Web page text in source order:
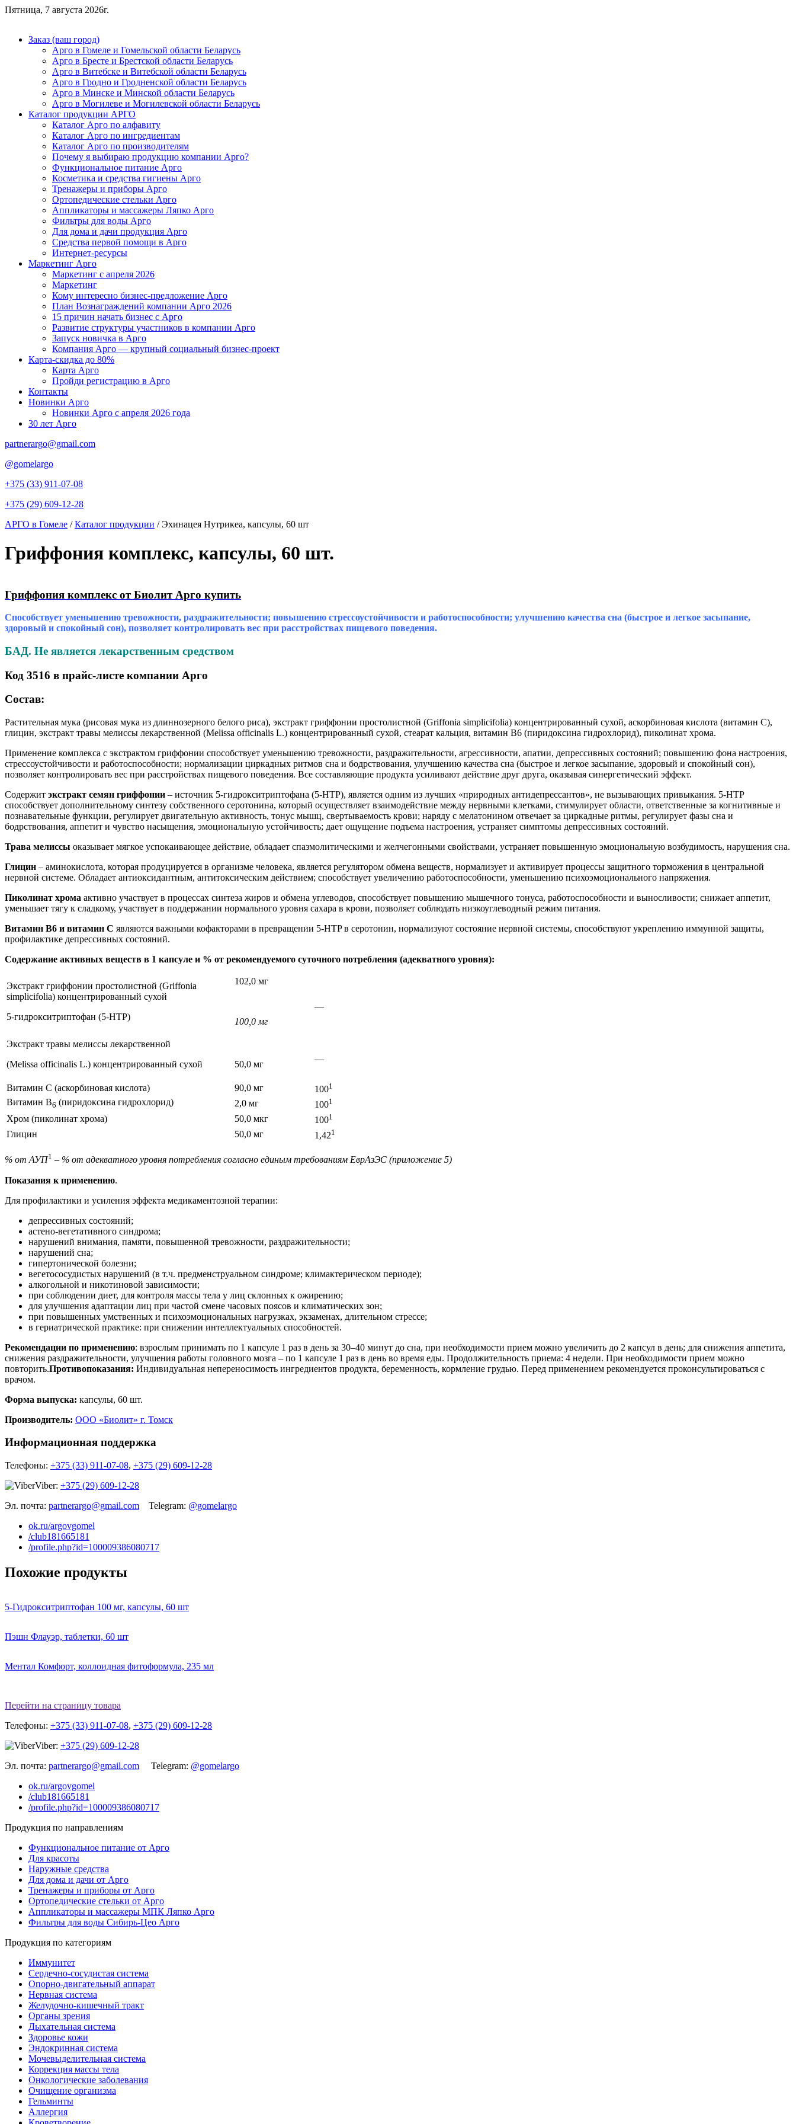
Пятница, 7 августа 2026г.
Заказ (ваш город)
Арго в Гомеле и Гомельской области Беларусь
Арго в Бресте и Брестской области Беларусь
Арго в Витебске и Витебской области Беларусь
Арго в Гродно и Гродненской области Беларусь
Арго в Минске и Минской области Беларусь
Арго в Могилеве и Могилевской области Беларусь
Каталог продукции АРГО
Каталог Арго по алфавиту
Каталог Арго по ингредиентам
Каталог Арго по производителям
Почему я выбираю продукцию компании Арго?
Функциональное питание Арго
Косметика и средства гигиены Арго
Тренажеры и приборы Арго
Ортопедические стельки Арго
Аппликаторы и массажеры Ляпко Арго
Фильтры для воды Арго
Для дома и дачи продукция Арго
Средства первой помощи в Арго
Интернет-ресурсы
Маркетинг Арго
Маркетинг с апреля 2026
Маркетинг
Кому интересно бизнес-предложение Арго
План Вознаграждений компании Арго 2026
15 причин начать бизнес с Арго
Развитие структуры участников в компании Арго
Запуск новичка в Арго
Компания Арго — крупный социальный бизнес-проект
Карта-скидка до 80%
Карта Арго
Пройди регистрацию в Арго
Контакты
Новинки Арго
Новинки Арго с апреля 2026 года
30 лет Арго
partnerargo@gmail.com
@gomelargo
+375 (33) 911-07-08
+375 (29) 609-12-28
АРГО в Гомеле /Каталог продукции /Эхинацея Нутрикеа, капсулы, 60 шт
Гриффония комплекс, капсулы, 60 шт.
Гриффония комплекс от Биолит Арго купить
Способствует уменьшению тревожности, раздражительности; повышению стрессоустойчивости и работоспособности; улучшению качества сна (быстрое и легкое засыпание,
здоровый и спокойный сон), позволяет контролировать вес при расстройствах пищевого поведения.
БАД. Не является лекарственным средством
Код 3516 в прайс-листе компании Арго
Состав:
Растительная мука (рисовая мука из длиннозерного белого риса), экстракт гриффонии простолистной (Griffonia simplicifolia) концентрированный сухой, аскорбиновая кислота (витамин С),
глицин, экстракт травы мелиссы лекарственной (Melissa officinalis L.) концентрированный сухой, стеарат кальция, витамин В6 (пиридоксина гидрохлорид), пиколинат хрома.
Применение комплекса с экстрактом гриффонии способствует уменьшению тревожности, раздражительности, агрессивности, апатии, депрессивных состояний; повышению фона настроения,
стрессоустойчивости и работоспособности; нормализации циркадных ритмов сна и бодрствования, улучшению качества сна (быстрое и легкое засыпание, здоровый и спокойный сон),
позволяет контролировать вес при расстройствах пищевого поведения. Все составляющие продукта усиливают действие друг друга, оказывая синергетический эффект.
Содержит экстракт семян гриффонии – источник 5-гидрокситриптофана (5-НТР), является одним из лучших «природных антидепрессантов», не вызывающих привыкания. 5-НТР
способствует дополнительному синтезу собственного серотонина, который осуществляет взаимодействие между нервными клетками, стимулирует области, ответственные за когнитивные и
познавательные функции, регулирует двигательную активность, тонус мышц, свертываемость крови; наряду с мелатонином отвечает за циркадные ритмы, регулирует фазы сна и
бодрствования, аппетит и чувство насыщения, эмоциональную устойчивость; дает ощущение подъема настроения, устраняет симптомы депрессивных состояний.
Трава мелиссы оказывает мягкое успокаивающее действие, обладает спазмолитическими и желчегонными свойствами, устраняет повышенную эмоциональную возбудимость, нарушения сна.
Глицин – аминокислота, которая продуцируется в организме человека, является регулятором обмена веществ, нормализует и активирует процессы защитного торможения в центральной
нервной системе. Обладает антиоксидантным, антитоксическим действием; способствует увеличению работоспособности, уменьшению психоэмоционального напряжения.
Пиколинат хрома активно участвует в процессах синтеза жиров и обмена углеводов, способствует повышению мышечного тонуса, работоспособности и выносливости; снижает аппетит,
уменьшает тягу к сладкому, участвует в поддержании нормального уровня сахара в крови, позволяет соблюдать низкоуглеводный режим питания.
Витамин В6 и витамин С являются важными кофакторами в превращении 5-HTP в серотонин, нормализуют состояние нервной системы, способствуют укреплению иммунной защиты,
профилактике депрессивных состояний.
Содержание активных веществ в 1 капсуле и % от рекомендуемого суточного потребления (адекватного уровня):
Экстракт гриффонии простолистной (Griffonia
simplicifolia) концентрированный сухой
5-гидрокситриптофан (5-HTP)
102,0 мг
100,0 мг
—
Экстракт травы мелиссы лекарственной
(Melissa officinalis L.) концентрированный сухой
50,0 мг
—
Витамин С (аскорбиновая кислота) 90,0 мг 1001
Витамин В6 (пиридоксина гидрохлорид) 2,0 мг 1001
Хром (пиколинат хрома) 50,0 мкг 1001
Глицин 50,0 мг 1,421
% от АУП1 – % от адекватного уровня потребления согласно единым требованиям ЕврАзЭС (приложение 5)
Показания к применению.
Для профилактики и усиления эффекта медикаментозной терапии:
депрессивных состояний;
астено-вегетативного синдрома;
нарушений внимания, памяти, повышенной тревожности, раздражительности;
нарушений сна;
гипертонической болезни;
вегетососудистых нарушений (в т.ч. предменструальном синдроме; климактерическом периоде);
алкогольной и никотиновой зависимости;
при соблюдении диет, для контроля массы тела у лиц склонных к ожирению;
для улучшения адаптации лиц при частой смене часовых поясов и климатических зон;
при повышенных умственных и психоэмоциональных нагрузках, экзаменах, длительном стрессе;
в гериатрической практике: при снижении интеллектуальных способностей.
Рекомендации по применению: взрослым принимать по 1 капсуле 1 раз в день за 30–40 минут до сна, при необходимости прием можно увеличить до 2 капсул в день; для снижения аппетита,
снижения раздражительности, улучшения работы головного мозга – по 1 капсуле 1 раз в день во время еды. Продолжительность приема: 4 недели. При необходимости прием можно
повторить.Противопоказания: Индивидуальная непереносимость ингредиентов продукта, беременность, кормление грудью. Перед применением рекомендуется проконсультироваться с
врачом.
Форма выпуска: капсулы, 60 шт.
Производитель: ООО «Биолит» г. Томск
Информационная поддержка
Телефоны: +375 (33) 911-07-08, +375 (29) 609-12-28
Viber: +375 (29) 609-12-28
Эл. почта: partnerargo@gmail.com Telegram: @gomelargo
ok.ru/argovgomel
/club181665181
/profile.php?id=100009386080717
Похожие продукты
5-Гидрокситриптофан 100 мг, капсулы, 60 шт
Пэшн Флауэр, таблетки, 60 шт
Ментал Комфорт, коллоидная фитоформула, 235 мл
Перейти на страницу товара
Телефоны: +375 (33) 911-07-08, +375 (29) 609-12-28
Viber: +375 (29) 609-12-28
Эл. почта: partnerargo@gmail.com Telegram: @gomelargo
ok.ru/argovgomel
/club181665181
/profile.php?id=100009386080717
Продукция по направлениям
Функциональное питание от Арго
Для красоты
Наружные средства
Для дома и дачи от Арго
Тренажеры и приборы от Арго
Ортопедические стельки от Арго
Аппликаторы и массажеры МПК Ляпко Арго
Фильтры для воды Сибирь-Цео Арго
Продукция по категориям
Иммунитет
Сердечно-сосудистая система
Опорно-двигательный аппарат
Нервная система
Желудочно-кишечный тракт
Органы зрения
Дыхательная система
Здоровье кожи
Эндокринная система
Мочевыделительная система
Коррекция массы тела
Онкологические заболевания
Очищение организма
Гельминты
Аллергия